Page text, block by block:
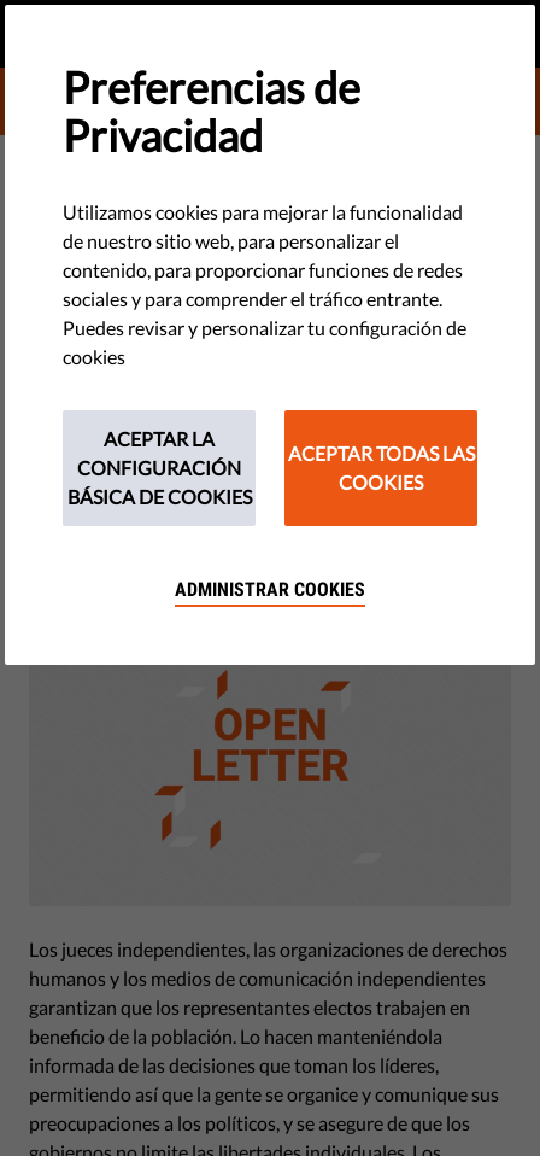
DONATE TO LIBERTIES
DEMOCRACIA Y JUSTICIA
ONG piden al Consejo de la UE
que emita una "advertencia final"
a Hungría y Polonia
Liberties se ha unido a un grupo de defensores de DDHH que
que hagan las autoridades húngaras y polacas para remediar
la larga lista de violaciones de derechos humanos y del
Estado de derecho.
Los jueces independientes, las organizaciones de derechos
humanos y los medios de comunicación independientes
garantizan que los representantes electos trabajen en
beneficio de la población. Lo hacen manteniéndola
informada de las decisiones que toman los líderes,
permitiendo así que la gente se organice y comunique sus
preocupaciones a los políticos, y se asegure de que los
gobiernos no limite las libertades individuales. Los
Preferencias de
Privacidad
Utilizamos cookies para mejorar la funcionalidad
de nuestro sitio web, para personalizar el
contenido, para proporcionar funciones de redes
sociales y para comprender el tráfico entrante.
Puedes revisar y personalizar tu configuración de
cookies
ACEPTAR LA
CONFIGURACIÓN
BÁSICA DE COOKIES
ACEPTAR TODAS LAS
COOKIES
ADMINISTRAR COOKIES